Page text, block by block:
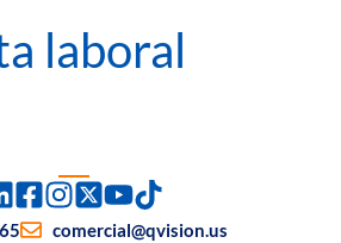
laboral
comercial@qvision.us